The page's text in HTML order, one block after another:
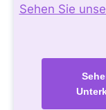
Sehen Sie